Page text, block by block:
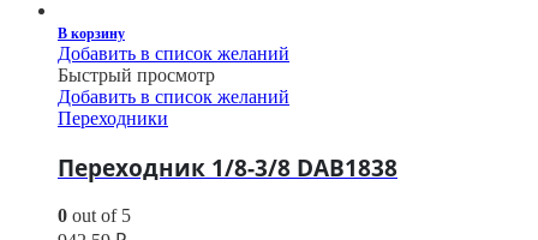
В корзину
Добавить в список желаний
Быстрый просмотр
Добавить в список желаний
Переходники
Переходник 1/8-3/8 DAB1838
0 out of 5